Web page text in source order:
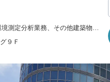
建築物等の清掃管理業務、設備保守管理業務、警備業務、環境測定分析業務、その他建築物等の日常的な運営に係る各種サービス業務、関連用品の販売及びこれらの付帯業務 ファシリティマネジメント(FM)業務、プロパティマネジメント(PM)業務 建築工事、リニューアル工事、建物診断業務
９Ｆ